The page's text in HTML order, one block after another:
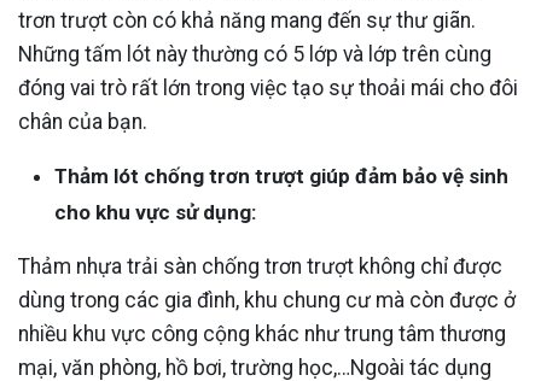
trơn trượt còn có khả năng mang đến sự thư giãn.
Những tấm lót này thường có 5 lớp và lớp trên cùng
đóng vai trò rất lớn trong việc tạo sự thoải mái cho đôi
chân của bạn.
Thảm lót chống trơn trượt giúp đảm bảo vệ sinh
cho khu vực sử dụng:
Thảm nhựa trải sàn chống trơn trượt không chỉ được
dùng trong các gia đình, khu chung cư mà còn được ở
nhiều khu vực công cộng khác như trung tâm thương
mại, văn phòng, hồ bơi, trường học,…Ngoài tác dụng